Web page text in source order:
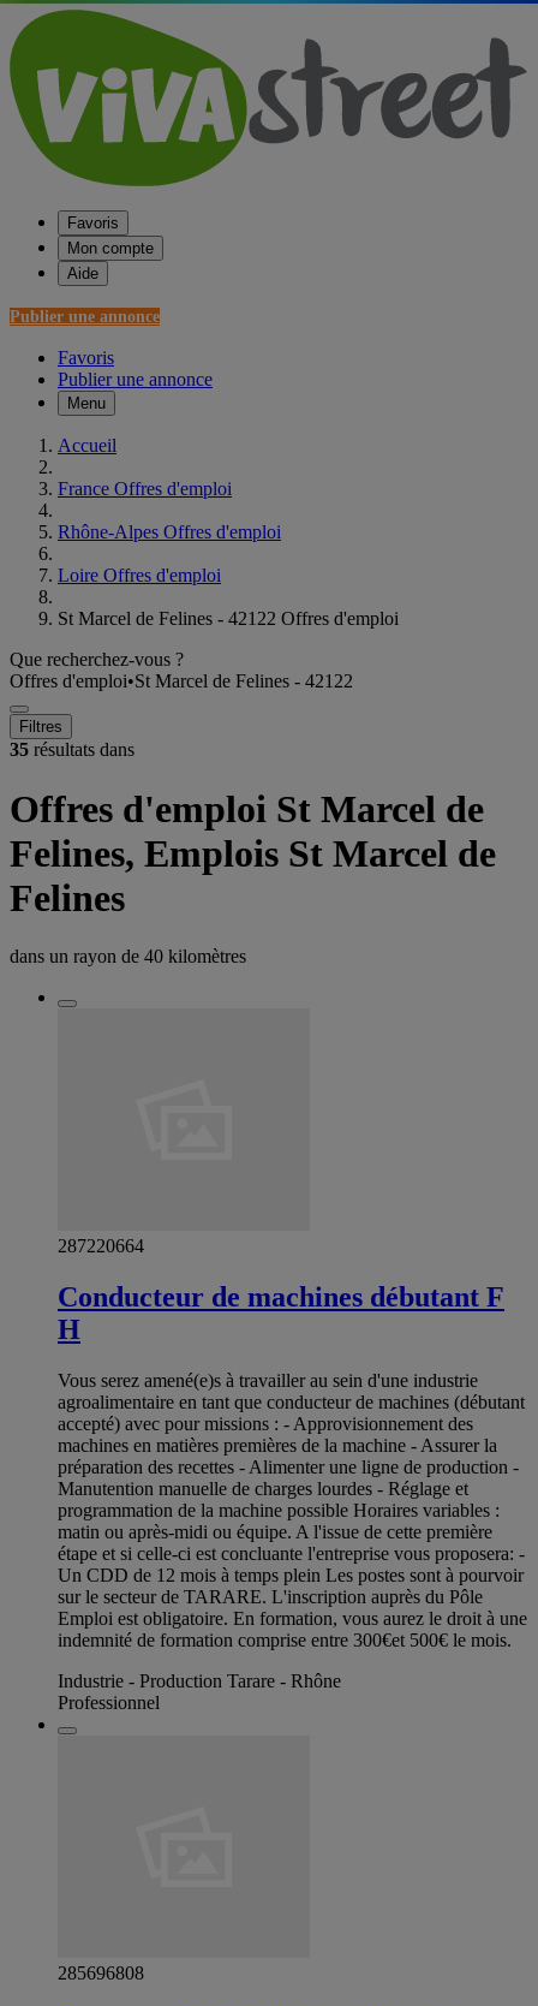
Favoris
Mon compte
Aide
Publier une annonce
Favoris
Publier une annonce
Menu
Accueil
France Offres d'emploi
Rhône-Alpes Offres d'emploi
Loire Offres d'emploi
St Marcel de Felines - 42122 Offres d'emploi
Que recherchez-vous ?
Offres d'emploi•St Marcel de Felines - 42122
Filtres
35 résultats dans
Offres d'emploi St Marcel de
Felines, Emplois St Marcel de
Felines
dans un rayon de 40 kilomètres
287220664
Conducteur de machines débutant F
H
Vous serez amené(e)s à travailler au sein d'une industrie
agroalimentaire en tant que conducteur de machines (débutant
accepté) avec pour missions : - Approvisionnement des
machines en matières premières de la machine - Assurer la
préparation des recettes - Alimenter une ligne de production -
Manutention manuelle de charges lourdes - Réglage et
programmation de la machine possible Horaires variables :
matin ou après-midi ou équipe. A l'issue de cette première
étape et si celle-ci est concluante l'entreprise vous proposera: -
Un CDD de 12 mois à temps plein Les postes sont à pourvoir
sur le secteur de TARARE. L'inscription auprès du Pôle
Emploi est obligatoire. En formation, vous aurez le droit à une
indemnité de formation comprise entre 300€et 500€ le mois.
Industrie - Production Tarare - Rhône
Professionnel
285696808